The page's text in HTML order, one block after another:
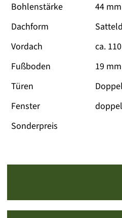
Bohlenstärke
44
Dachform
Vordach
ca.
Fußboden
19
Türen
Fenster
Sonderpreis